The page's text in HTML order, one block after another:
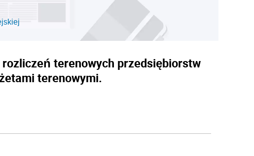
terenowych przedsiębiorstw
terenowymi.